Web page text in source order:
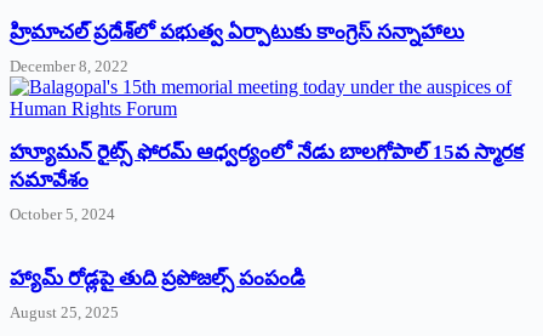
‌హ్రిమాచల్‌ ‌ప్రదేశ్‌లో పభుత్వ ఏర్పాటుకు కాంగ్రెస్‌ ‌సన్నాహాలు
December 8, 2022
హ్యూమన్‌ రైట్స్‌ ఫోరమ్‌ ఆధ్వర్యంలో నేడు బాలగోపాల్‌ 15వ స్మారక
సమావేశం
October 5, 2024
హ్యామ్‌ రోడ్లపై తుది ప్రపోజల్స్‌ పంపండి
August 25, 2025